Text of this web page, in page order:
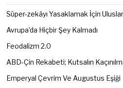
Süper-zekâyı Yasaklamak İçin
Avrupa’da Hiçbir Şey Kalmadı
Feodalizm 2.0
ABD-Çin Rekabeti; Kutsalın
Emperyal Çevrim Ve Augustus Eşiği